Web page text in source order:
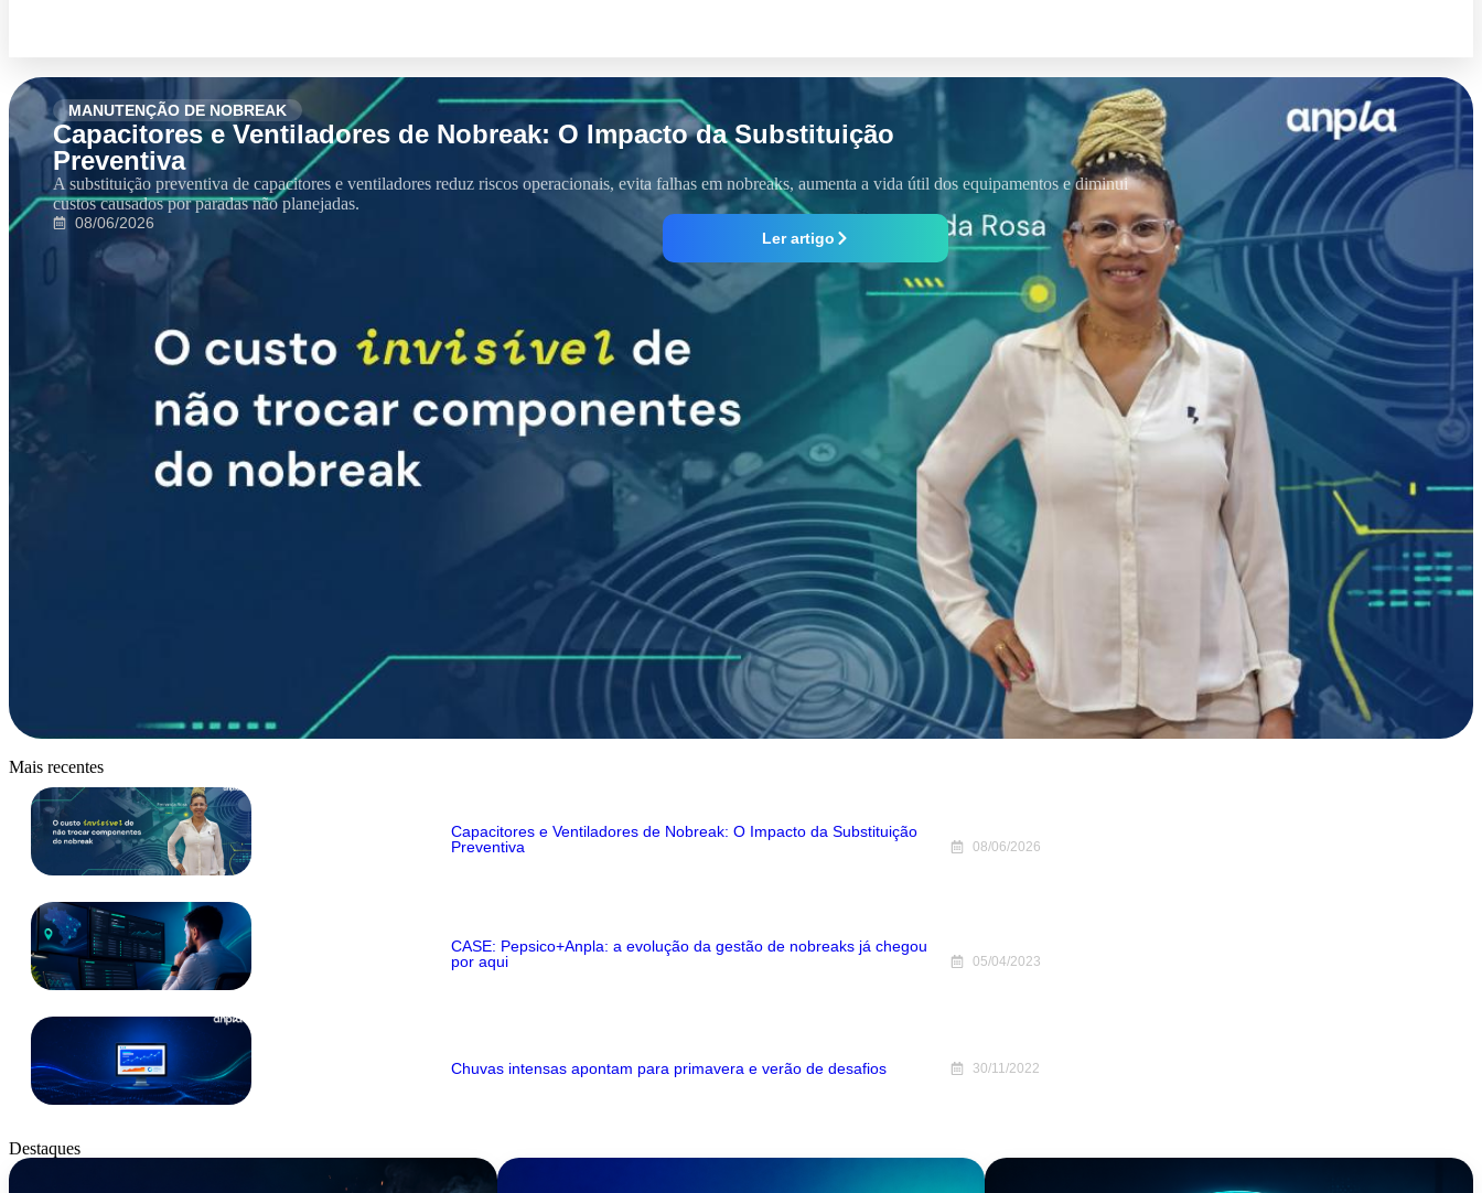
MANUTENÇÃO DE NOBREAK
Capacitores e Ventiladores de Nobreak: O Impacto da Substituição
Preventiva
A substituição preventiva de capacitores e ventiladores reduz riscos operacionais, evita falhas em nobreaks, aumenta a vida útil dos equipamentos e diminui
custos causados por paradas não planejadas.
08/06/2026
Ler artigo
Mais recentes
Capacitores e Ventiladores de Nobreak: O Impacto da Substituição
Preventiva
08/06/2026
CASE: Pepsico+Anpla: a evolução da gestão de nobreaks já chegou
por aqui
05/04/2023
Chuvas intensas apontam para primavera e verão de desafios 30/11/2022
Destaques